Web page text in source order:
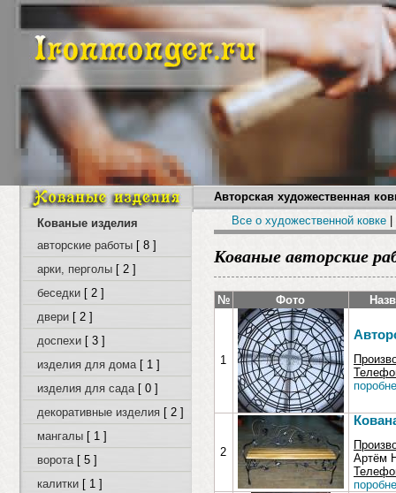
Авторская художественная
Кованые изделия
авторские работы [ 8 ]
арки, перголы [ 2 ]
беседки [ 2 ]
двери [ 2 ]
доспехи [ 3 ]
изделия для дома[ 1 ]
изделия для сада[ 0 ]
декоративные изделия [ 2 ]
мангалы [ 1 ]
ворота[ 5 ]
калитки [ 1 ]
Все о художественной ковке |
Кованые авторские
№ Фото
1
2
Артём